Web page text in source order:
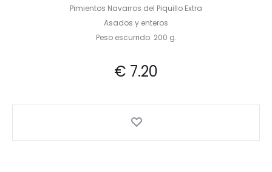
Pimientos Navarros del Piquillo Extra
Asados y enteros
Peso escurrido: 200 g.
€ 7.20